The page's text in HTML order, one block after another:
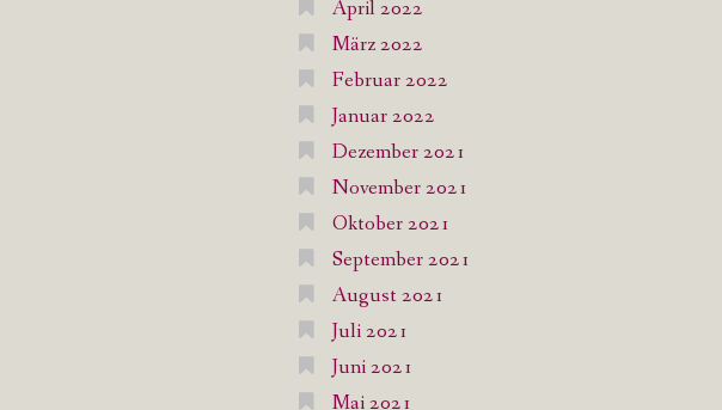
April 2022
März 2022
Februar 2022
Januar 2022
Dezember 2021
November 2021
Oktober 2021
September 2021
August 2021
Juli 2021
Juni 2021
Mai 2021